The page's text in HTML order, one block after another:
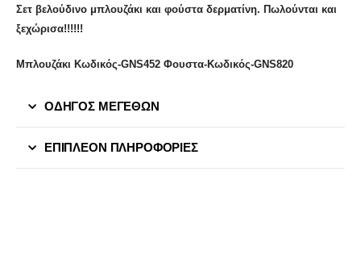
Σετ βελούδινο μπλουζάκι και φούστα δερματίνη. Πωλούνται και
ξεχώρισα!!!!!!
Μπλουζάκι Κωδικός-GNS452 Φουστα-Κωδικός-GNS820
ΟΔΗΓΟΣ ΜΕΓΕΘΩΝ
ΕΠΙΠΛΈΟΝ ΠΛΗΡΟΦΟΡΊΕΣ